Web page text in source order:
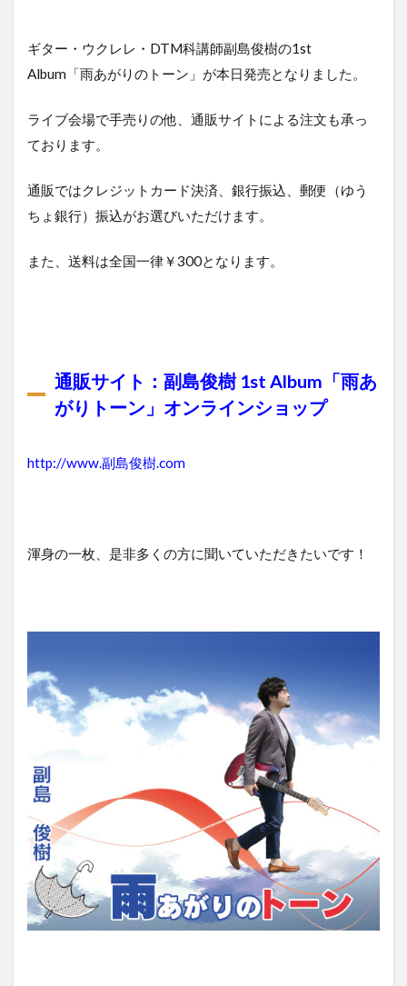
ギター・ウクレレ・DTM科講師副島俊樹の1st
Album「雨あがりのトーン」が本日発売となりました。
ライブ会場で手売りの他、通販サイトによる注文も承っ
ております。
通販ではクレジットカード決済、銀行振込、郵便（ゆう
ちょ銀行）振込がお選びいただけます。
また、送料は全国一律￥300となります。
通販サイト：副島俊樹 1st Album「雨あ
がりトーン」オンラインショップ
http://www.副島俊樹.com
渾身の一枚、是非多くの方に聞いていただきたいです！